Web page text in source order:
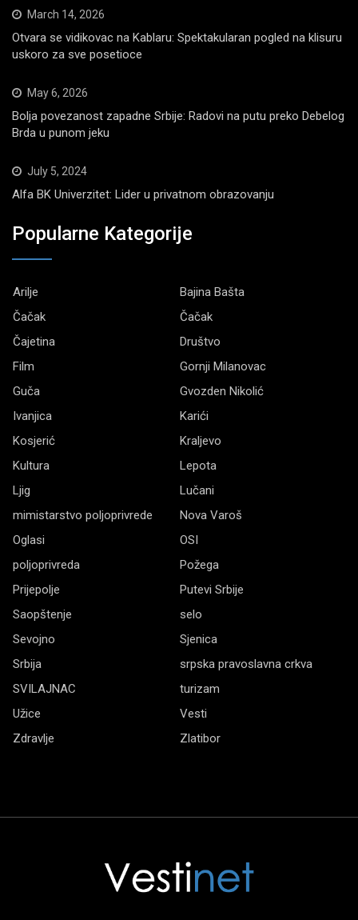
March 14, 2026
Otvara se vidikovac na Kablaru: Spektakularan pogled na klisuru
uskoro za sve posetioce
May 6, 2026
Bolja povezanost zapadne Srbije: Radovi na putu preko Debelog
Brda u punom jeku
July 5, 2024
Alfa BK Univerzitet: Lider u privatnom obrazovanju
Popularne Kategorije
Arilje
Bajina Bašta
Čačak
Čačak
Čajetina
Društvo
Film
Gornji Milanovac
Guča
Gvozden Nikolić
Ivanjica
Karići
Kosjerić
Kraljevo
Kultura
Lepota
Ljig
Lučani
mimistarstvo poljoprivrede
Nova Varoš
Oglasi
OSI
poljoprivreda
Požega
Prijepolje
Putevi Srbije
Saopštenje
selo
Sevojno
Sjenica
Srbija
srpska pravoslavna crkva
SVILAJNAC
turizam
Užice
Vesti
Zdravlje
Zlatibor